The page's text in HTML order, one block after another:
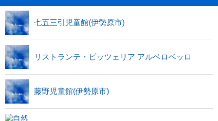
七五三引児童館(伊勢原市)
リストランテ・ピッツェリア アルベロベッロ
藤野児童館(伊勢原市)